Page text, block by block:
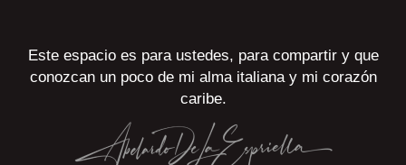
Este espacio es para ustedes, para compartir y que
conozcan un poco de mi alma italiana y mi corazón
caribe.